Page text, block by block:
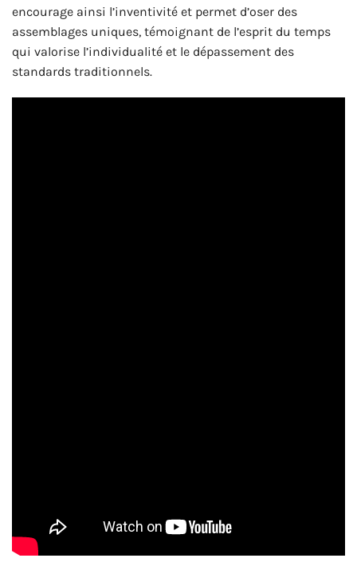
encourage ainsi l’inventivité et permet d’oser des
assemblages uniques, témoignant de l’esprit du temps
qui valorise l’individualité et le dépassement des
standards traditionnels.